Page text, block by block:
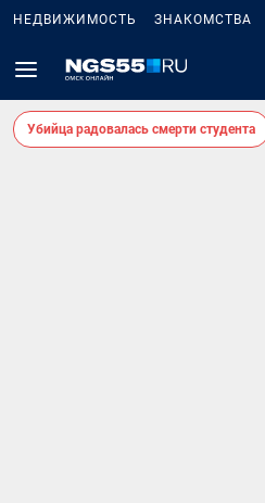
НЕДВИЖИМОСТЬ ЗНАКОМСТВА
Убийца радовалась смерти студента